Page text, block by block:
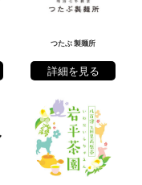
つたぶ 製麺所
詳細を見る